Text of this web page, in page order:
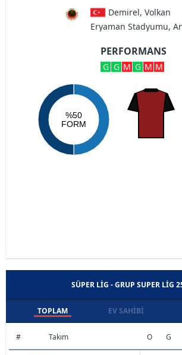
Demirel, Volkan
Eryaman Stadyumu,
PERFORMANS
G G M G M M
%50
FORM
SÜPER LIG - GRUP SUPER LIG
TOPLAM EV SAHIBI
# Takım O G